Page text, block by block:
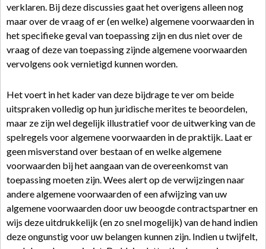
verklaren. Bij deze discussies gaat het overigens alleen nog
maar over de vraag of er (en welke) algemene voorwaarden in
het specifieke geval van toepassing zijn en dus niet over de
vraag of deze van toepassing zijnde algemene voorwaarden
vervolgens ook vernietigd kunnen worden.
Het voert in het kader van deze bijdrage te ver om beide
uitspraken volledig op hun juridische merites te beoordelen,
maar ze zijn wel degelijk illustratief voor de uitwerking van de
spelregels voor algemene voorwaarden in de praktijk. Laat er
geen misverstand over bestaan of en welke algemene
voorwaarden bij het aangaan van de overeenkomst van
toepassing moeten zijn. Wees alert op de verwijzingen naar
andere algemene voorwaarden of een afwijzing van uw
algemene voorwaarden door uw beoogde contractspartner en
wijs deze uitdrukkelijk (en zo snel mogelijk) van de hand indien
deze ongunstig voor uw belangen kunnen zijn. Indien u twijfelt,